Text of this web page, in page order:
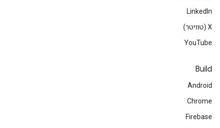
LinkedIn
‫X (טוויטר)
YouTube
Build
Android
Chrome
Firebase